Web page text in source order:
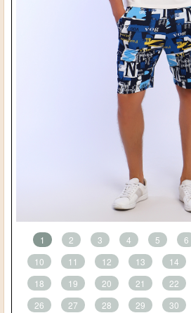
1 2 3 4 5 6
10
11 12 13 14
18
19 20 21 22
26
27 28 29 30